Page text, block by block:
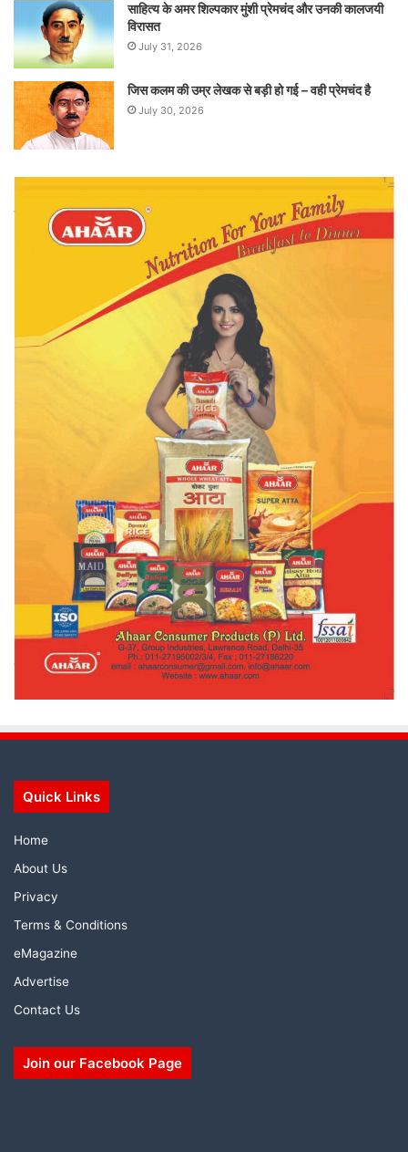
साहित्य के अमर शिल्पकार मुंशी प्रेमचंद और उनकी कालजयी
विरासत
July 31, 2026
जिस कलम की उम्र लेखक से बड़ी हो गई – वही प्रेमचंद है
July 30, 2026
Quick Links
Home
About Us
Privacy
Terms & Conditions
eMagazine
Advertise
Contact Us
Join our Facebook Page